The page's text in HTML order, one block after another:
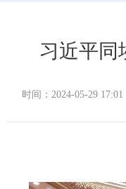
习近平同
时间：2024-05-29 17:01